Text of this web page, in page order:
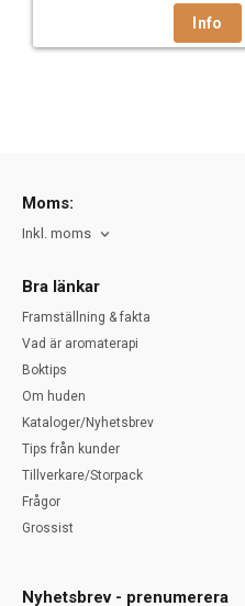
Moms:
Inkl. moms
Bra länkar
Framställning & fakta
Vad är aromaterapi
Boktips
Om huden
Kataloger/Nyhetsbrev
Tips från kunder
Tillverkare/Storpack
Frågor
Grossist
Nyhetsbrev - prenumerera